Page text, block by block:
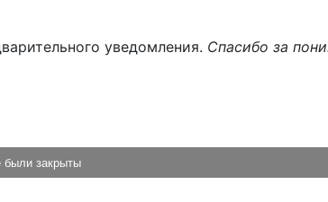
уведомления. Спасибо за
были закрыты